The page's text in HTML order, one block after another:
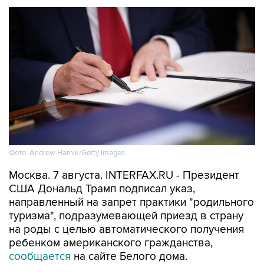
Фото: Andrew Harnik/Getty Images
Москва. 7 августа. INTERFAX.RU - Президент
США Дональд Трамп подписал указ,
направленный на запрет практики "родильного
туризма", подразумевающей приезд в страну
на роды с целью автоматического получения
ребенком американского гражданства,
сообщается на сайте Белого дома.